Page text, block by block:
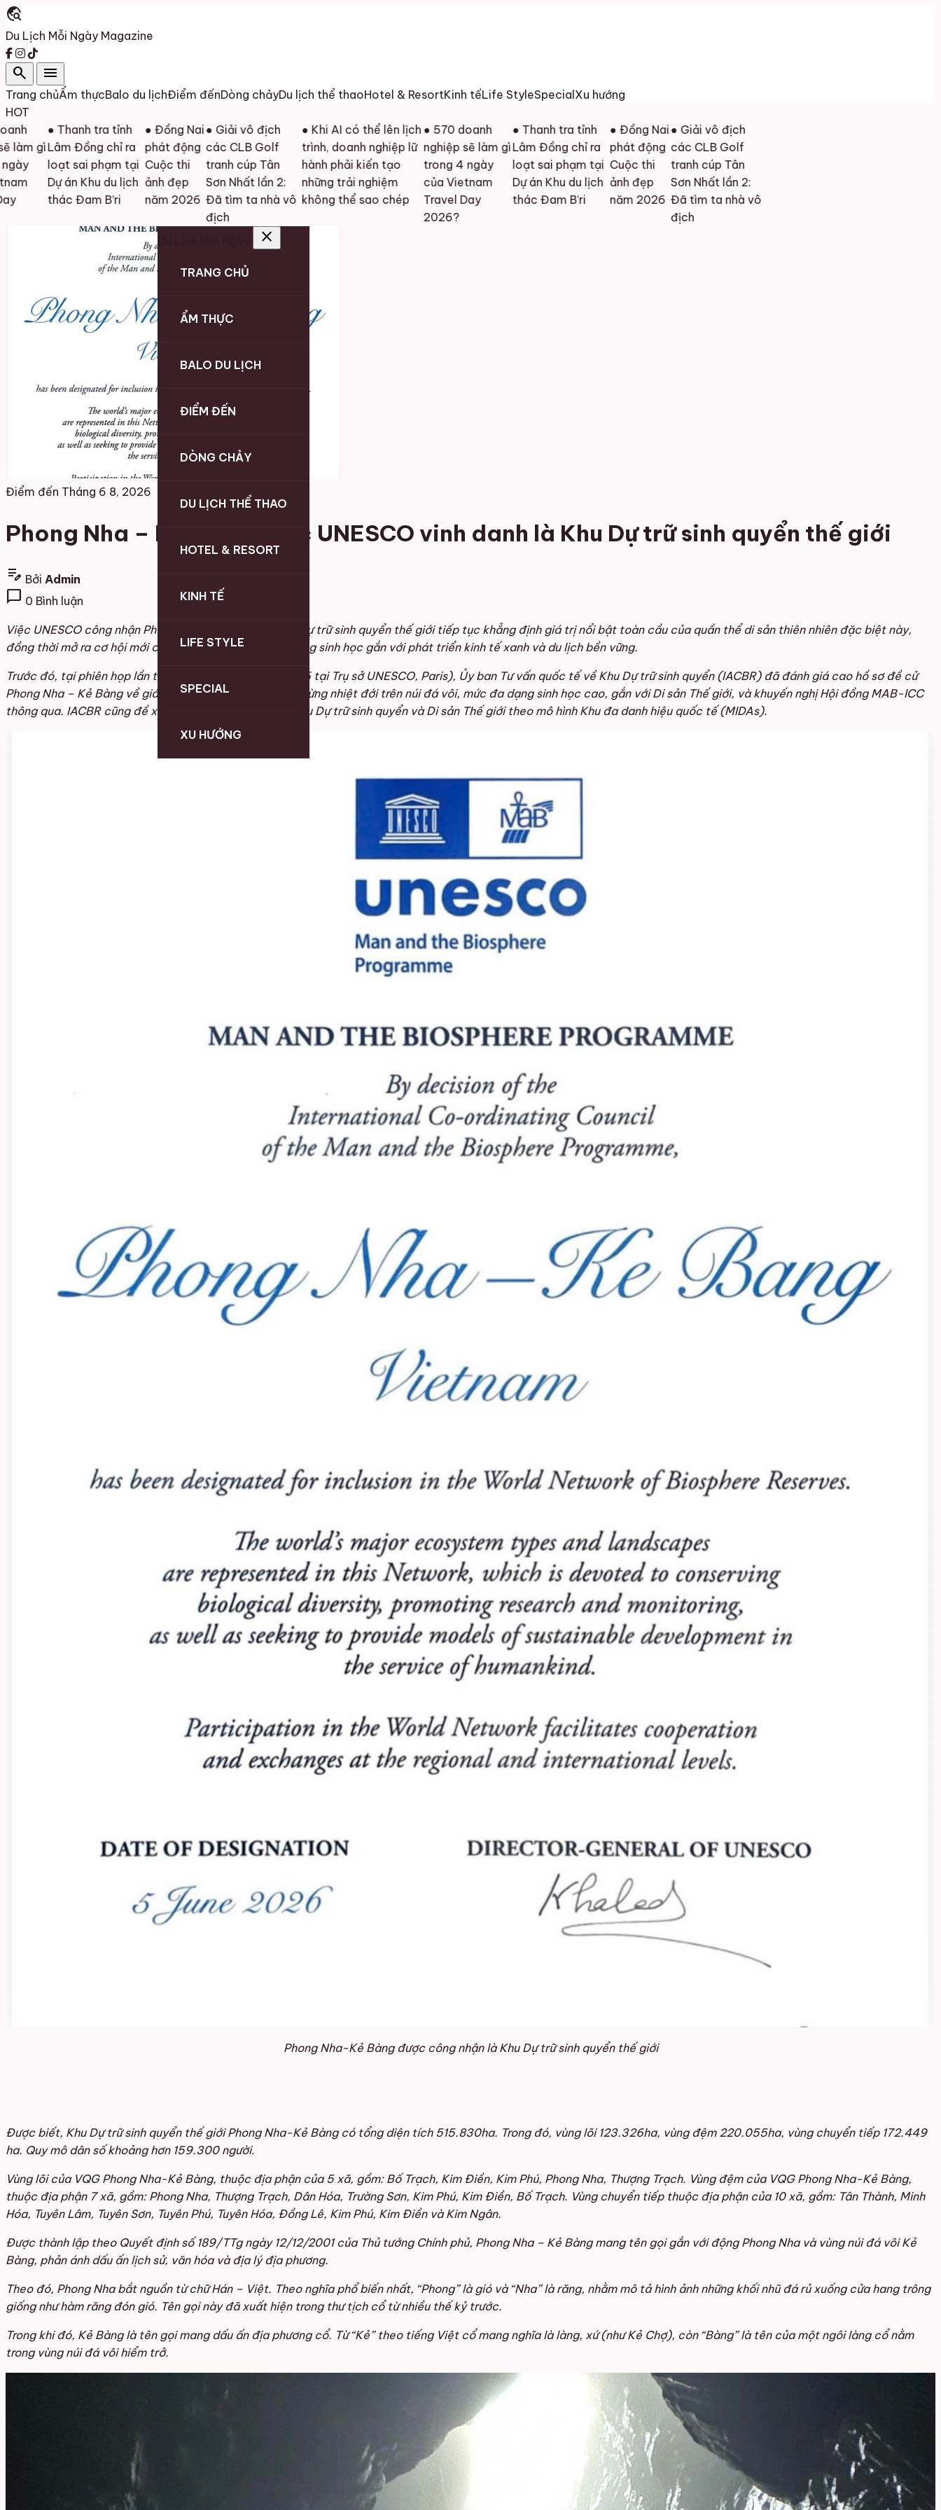
travel_explore
Du Lịch Mỗi Ngày Magazine
search menu
Trang chủẨm thựcBalo du lịchĐiểm đếnDòng chảyDu lịch thể thaoHotel & ResortKinh tếLife StyleSpecial Xu hướng
HOT
gì
● Thanh tra tỉnh
Lâm Đồng chỉ ra
loạt sai phạm tại
Dự án Khu du lịch
thác Đam B’ri
● Đồng Nai
phát động
Cuộc thi
ảnh đẹp
năm 2026
● Giải vô địch
các CLB Golf
tranh cúp Tân
Sơn Nhất lần 2:
Đã tìm ta nhà vô
địch
● Khi AI có thể lên lịch
trình, doanh nghiệp lữ
hành phải kiến tạo
những trải nghiệm
không thể sao chép
● 570 doanh
nghiệp sẽ làm gì
trong 4 ngày
của Vietnam
Travel Day
2026?
● Thanh tra tỉnh
Lâm Đồng chỉ ra
loạt sai phạm tại
Dự án Khu du lịch
thác Đam B’ri
● Đồng Nai
phát động
Cuộc thi
ảnh đẹp
năm 2026
● Giải vô địch
các CLB Golf
tranh cúp Tân
Sơn Nhất lần 2:
Đã tìm ta nhà vô
địch
close
TRANG CHỦ
ẨM THỰC
BALO DU LỊCH
ĐIỂM ĐẾN
DÒNG CHẢY
DU LỊCH THỂ THAO
HOTEL & RESORT
KINH TẾ
LIFE STYLE
SPECIAL
XU HƯỚNG
Điểm đến Tháng 6 8, 2026
Phong Nha – Kẻ Bàng được UNESCO vinh danh là Khu Dự trữ sinh quyển thế giới
edit_note Bởi Admin
chat_bubble 0 Bình luận
Việc UNESCO công nhận Phong Nha – Kẻ Bàng là Khu Dự trữ sinh quyển thế giới tiếp tục khẳng định giá trị nổi bật toàn cầu của quần thể di sản thiên nhiên đặc biệt này,
đồng thời mở ra cơ hội mới cho công tác bảo tồn đa dạng sinh học gắn với phát triển kinh tế xanh và du lịch bền vững.
Trước đó, tại phiên họp lần thứ 32 (từ ngày 9-13/2/2026 tại Trụ sở UNESCO, Paris), Ủy ban Tư vấn quốc tế về Khu Dự trữ sinh quyển (IACBR) đã đánh giá cao hồ sơ đề cử
Phong Nha – Kẻ Bàng về giá trị nổi bật của hệ sinh thái rừng nhiệt đới trên núi đá vôi, mức đa dạng sinh học cao, gắn với Di sản Thế giới, và khuyến nghị Hội đồng MAB-ICC
thông qua. IACBR cũng đề xuất tích hợp quản lý giữa Khu Dự trữ sinh quyển và Di sản Thế giới theo mô hình Khu đa danh hiệu quốc tế (MIDAs).
Phong Nha-Kẻ Bàng được công nhận là Khu Dự trữ sinh quyển thế giới
Được biết, Khu Dự trữ sinh quyển thế giới Phong Nha-Kẻ Bàng có tổng diện tích 515.830ha. Trong đó, vùng lõi 123.326ha, vùng đệm 220.055ha, vùng chuyển tiếp 172.449
ha. Quy mô dân số khoảng hơn 159.300 người.
Vùng lõi của VQG Phong Nha-Kẻ Bàng, thuộc địa phận của 5 xã, gồm: Bố Trạch, Kim Điền, Kim Phú, Phong Nha, Thượng Trạch. Vùng đệm của VQG Phong Nha-Kẻ Bàng,
thuộc địa phận 7 xã, gồm: Phong Nha, Thượng Trạch, Dân Hóa, Trường Sơn, Kim Phú, Kim Điền, Bố Trạch. Vùng chuyển tiếp thuộc địa phận của 10 xã, gồm: Tân Thành, Minh
Hóa, Tuyên Lâm, Tuyên Sơn, Tuyên Phú, Tuyên Hóa, Đồng Lê, Kim Phú, Kim Điền và Kim Ngân.
Được thành lập theo Quyết định số 189/TTg ngày 12/12/2001 của Thủ tướng Chính phủ, Phong Nha – Kẻ Bàng mang tên gọi gắn với động Phong Nha và vùng núi đá vôi Kẻ
Bàng, phản ánh dấu ấn lịch sử, văn hóa và địa lý địa phương.
Theo đó, Phong Nha bắt nguồn từ chữ Hán – Việt. Theo nghĩa phổ biến nhất, “Phong” là gió và “Nha” là răng, nhằm mô tả hình ảnh những khối nhũ đá rủ xuống cửa hang trông
giống như hàm răng đón gió. Tên gọi này đã xuất hiện trong thư tịch cổ từ nhiều thế kỷ trước.
Trong khi đó, Kẻ Bàng là tên gọi mang dấu ấn địa phương cổ. Từ “Kẻ” theo tiếng Việt cổ mang nghĩa là làng, xứ (như Kẻ Chợ), còn “Bàng” là tên của một ngôi làng cổ nằm
trong vùng núi đá vôi hiểm trở.